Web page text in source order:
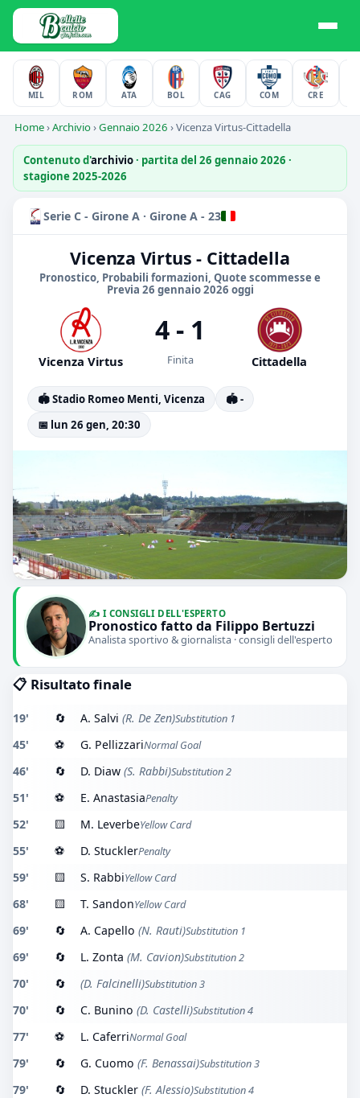
MIL ROM ATA BOL CAG COM CRE
Home›Archivio›Gennaio 2026 ›Vicenza Virtus-Cittadella
Contenuto d'archivio· partita del 26 gennaio 2026 ·
stagione 2025-2026
Serie C - Girone A · Girone A - 23
Vicenza Virtus - Cittadella
Pronostico, Probabili formazioni, Quote scommesse e
Previa 26 gennaio 2026 oggi
Vicenza Virtus
4 - 1
Finita Cittadella
🏟️ Stadio Romeo Menti, Vicenza
🏟️ -
📅 lun 26 gen, 20:30
✍️ I CONSIGLI DELL'ESPERTO
Pronostico fatto da Filippo Bertuzzi
Analista sportivo & giornalista · consigli dell'esperto
📋 Risultato finale
19' 🔄 A. Salvi (R. De Zen)Substitution 1
45' ⚽ G. PellizzariNormal Goal
46' 🔄 D. Diaw (S. Rabbi)Substitution 2
51' ⚽ E. AnastasiaPenalty
52' 🟨 M. LeverbeYellow Card
55' ⚽ D. StucklerPenalty
59' 🟨 S. RabbiYellow Card
68' 🟨 T. SandonYellow Card
69' 🔄 A. Capello (N. Rauti)Substitution 1
69' 🔄 L. Zonta (M. Cavion)Substitution 2
70' 🔄 (D. Falcinelli)Substitution 3
70' 🔄 C. Bunino (D. Castelli)Substitution 4
77' ⚽ L. CaferriNormal Goal
79' 🔄 G. Cuomo (F. Benassai)Substitution 3
79' 🔄 D. Stuckler (F. Alessio)Substitution 4